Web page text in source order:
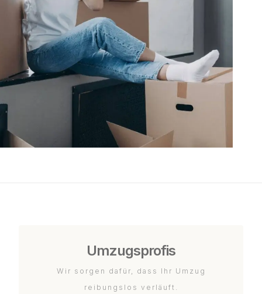
Umzugsprofis
Wir sorgen dafür, dass Ihr Umzug
reibungslos verläuft.